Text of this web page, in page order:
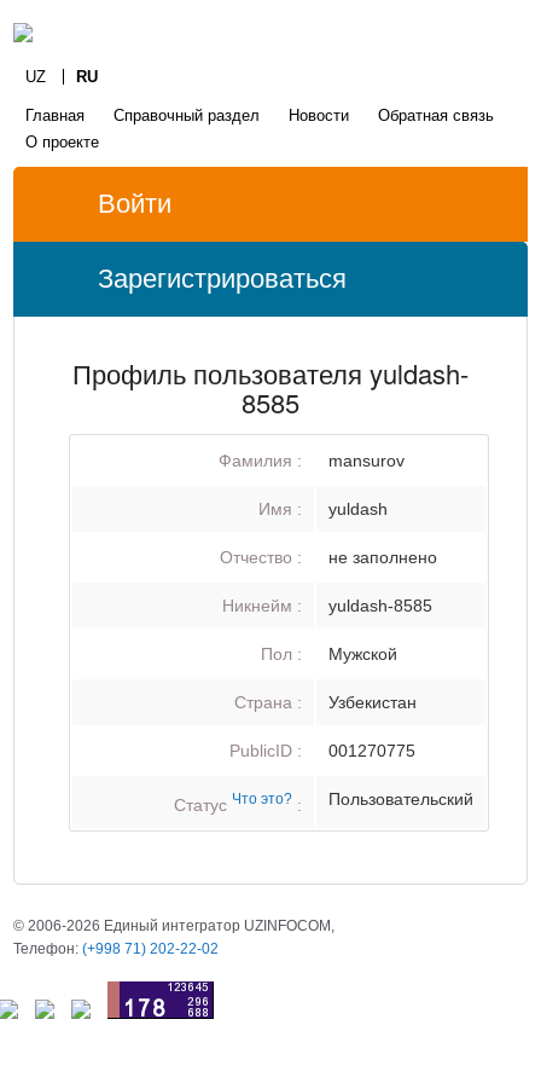
UZ RU
Главная Справочный раздел Новости
Обратная связь
О проекте
Войти
Зарегистрироваться
Профиль пользователя yuldash-
8585
Фамилия : mansurov
Имя : yuldash
Отчество : не заполнено
Никнейм : yuldash-8585
Пол : Мужской
Страна : Узбекистан
PublicID : 001270775
Статус Что это? : Пользовательский
© 2006-2026 Единый интегратор UZINFOCOM,
Телефон:(+998 71) 202-22-02